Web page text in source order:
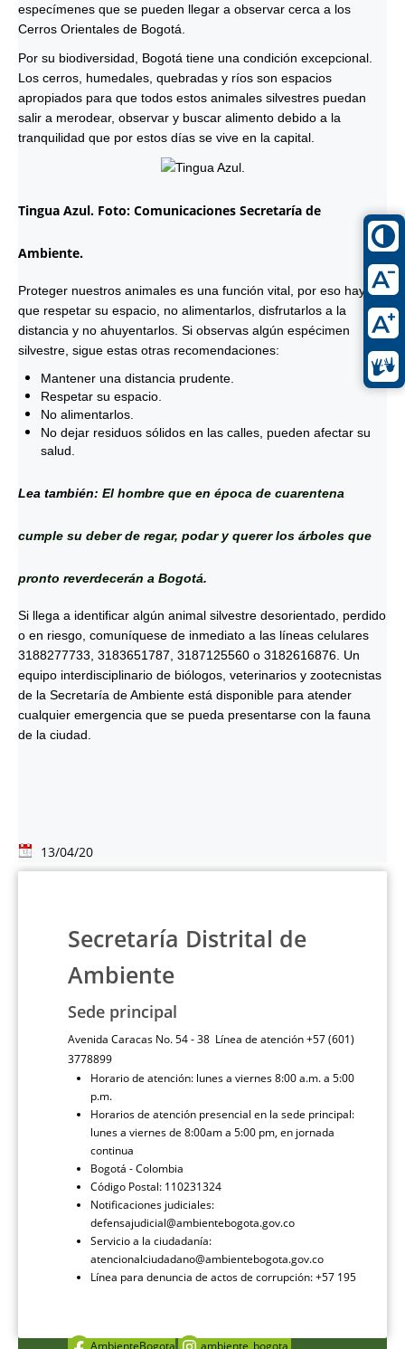
especímenes que se pueden llegar a observar cerca a los
Cerros Orientales de Bogotá.
Por su biodiversidad, Bogotá tiene una condición excepcional.
Los cerros, humedales, quebradas y ríos son espacios
apropiados para que todos estos animales silvestres puedan
salir a merodear, observar y buscar alimento debido a la
tranquilidad que por estos días se vive en la capital.
Tingua Azul. Foto: Comunicaciones Secretaría de
Ambiente.
Proteger nuestros animales es una función vital, por eso hay
que respetar su espacio, no alimentarlos, disfrutarlos a la
distancia y no ahuyentarlos. Si observas algún espécimen
silvestre, sigue estas otras recomendaciones:
Mantener una distancia prudente.
Respetar su espacio.
No alimentarlos.
No dejar residuos sólidos en las calles, pueden afectar su
salud.
Lea también: El hombre que en época de cuarentena
cumple su deber de regar, podar y querer los árboles que
pronto reverdecerán a Bogotá.
Si llega a identificar algún animal silvestre desorientado, perdido
o en riesgo, comuníquese de inmediato a las líneas celulares
3188277733, 3183651787, 3187125560 o 3182616876. Un
equipo interdisciplinario de biólogos, veterinarios y zootecnistas
de la Secretaría de Ambiente está disponible para atender
cualquier emergencia que se pueda presentarse con la fauna
de la ciudad.
13/04/20
Secretaría Distrital de
Ambiente
Sede principal
Avenida Caracas No. 54 - 38 Línea de atención +57 (601)
3778899
Horario de atención: lunes a viernes 8:00 a.m. a 5:00
p.m.
Horarios de atención presencial en la sede principal:
lunes a viernes de 8:00am a 5:00 pm, en jornada
continua
Bogotá - Colombia
Código Postal: 110231324
Notificaciones judiciales:
defensajudicial@ambientebogota.gov.co
Servicio a la ciudadanía:
atencionalciudadano@ambientebogota.gov.co
Línea para denuncia de actos de corrupción: +57 195
AmbienteBogota ambiente_bogota